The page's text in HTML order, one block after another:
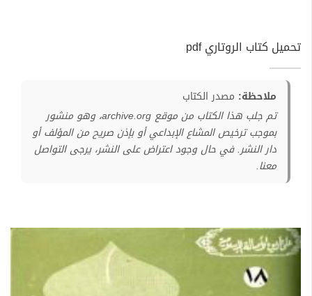
تحميل كتاب الروتاري pdf
ملاحظة: مصدر الكتاب
تم جلب هذا الكتاب من موقع archive.org، وهو منشور
بموجب ترخيص المشاع الإبداعي أو بإذن صريح من المؤلف أو
دار النشر. في حال وجود اعتراض على النشر، يرجى التواصل
معنا.